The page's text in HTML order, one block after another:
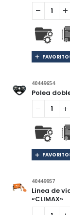
40449654
Polea
40449957
Linea de
«CLIMAX»